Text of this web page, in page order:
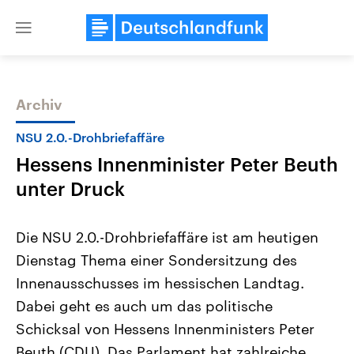
Close
Themen
Landtagswahl Sachsen-Anhalt
2026
Alle Informationen
Sachsen-Anhalt wählt am 6.
September 2026 einen neuen
Landtag. Seit 2021 wird das
Bundesland von einer Koalition aus
USA
Aktuelle Beiträge,
Hintergründe
Wirtschaftlich und
gehören die Vereinigten
den mächtigsten Ländern
mit großem Einfluss auf
Archiv
NSU 2.0.-Drohbriefaffäre
Hessens Innenminister Peter Beuth
unter Druck
Die NSU 2.0.-Drohbriefaffäre ist am heutigen
Dienstag Thema einer Sondersitzung des
Innenausschusses im hessischen Landtag.
Dabei geht es auch um das politische
Schicksal von Hessens Innenministers Peter